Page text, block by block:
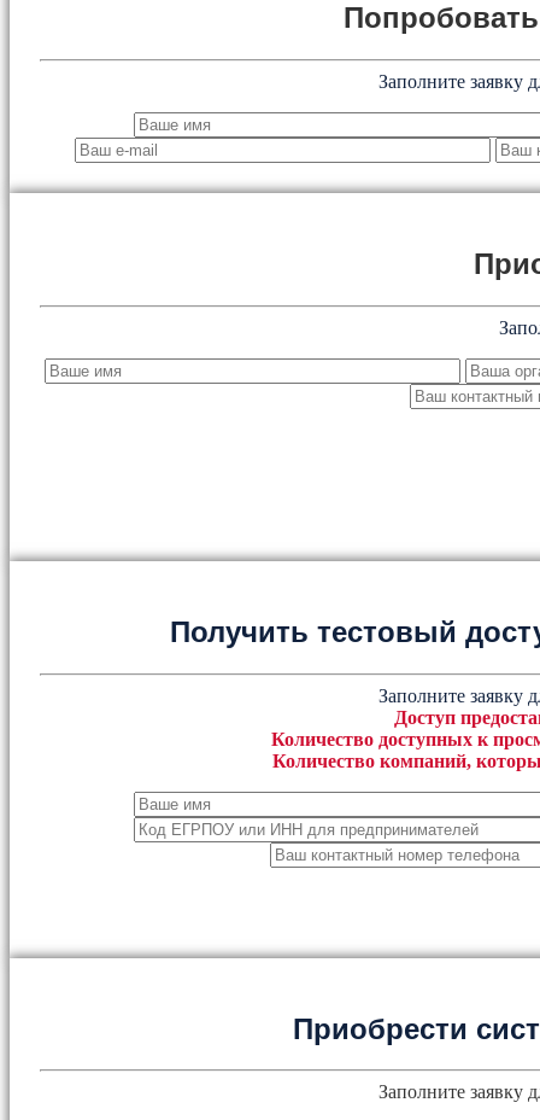
Заполните заявку
Получить тестовый
Заполните заявку
Доступ
Количество доступных к
Количество компаний,
Приобрести
Заполните заявку